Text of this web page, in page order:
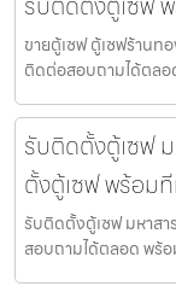
ขายตู้เซฟ ตู้เซฟร้านท
ติดต่อสอบถามได้ตลอ
รับติดตั้งตู้เซฟ
ตั้งตู้เซฟ พร้อม
รับติดตั้งตู้เซฟ มหาส
สอบถามได้ตลอด พร้